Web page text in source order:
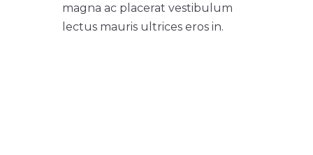
magna ac placerat vestibulum
lectus mauris ultrices eros in.